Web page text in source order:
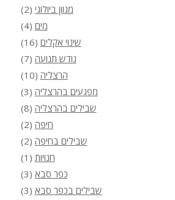
מגוון ביולוגי (2)
מים (4)
שינוי אקלים (16)
גודש תנועה (7)
הרצליה (10)
מפגעים בהרצליה (3)
שבילים בהרצליה (8)
חיפה (2)
שבילים בחיפה (2)
חנויות (1)
כפר סבא (3)
שבילים בכפר סבא (3)